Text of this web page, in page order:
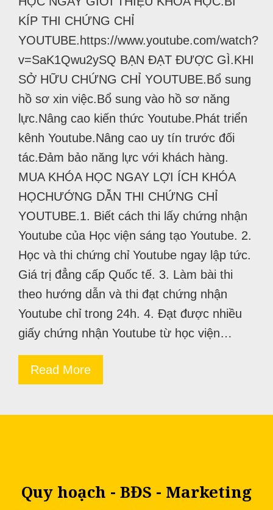
KÍP THI CHỨNG CHỈ
YOUTUBE.https://www.youtube.com/watch?
v=SaK1Qwu2ySQ BẠN ĐẠT ĐƯỢC GÌ.KHI
SỞ HỮU CHỨNG CHỈ YOUTUBE.Bổ sung
hồ sơ xin việc.Bổ sung vào hồ sơ năng
lực.Nâng cao kiến thức Youtube.Phát triển
kênh Youtube.Nâng cao uy tín trước đối
tác.Đảm bảo năng lực với khách hàng.
MUA KHÓA HỌC NGAY LỢI ÍCH KHÓA
HỌCHƯỚNG DẪN THI CHỨNG CHỈ
YOUTUBE.1. Biết cách thi lấy chứng nhận
Youtube của Học viện sáng tạo Youtube. 2.
Học và thi chứng chỉ Youtube ngay lập tức.
Giá trị đẳng cấp Quốc tế. 3. Làm bài thi
theo hướng dẫn và thi đạt chứng nhận
Youtube chỉ trong 24h. 4. Đạt được nhiều
giấy chứng nhận Youtube từ học viện…
Read More
Quy hoạch - BĐS - Marketing